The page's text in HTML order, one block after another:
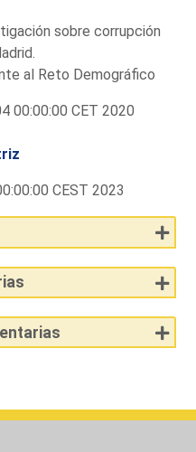
sobre corrupción
al Reto Demográfico
00:00:00 CET 2020
CEST 2023